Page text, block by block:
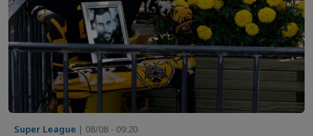
Super League | 08/08 - 09:20